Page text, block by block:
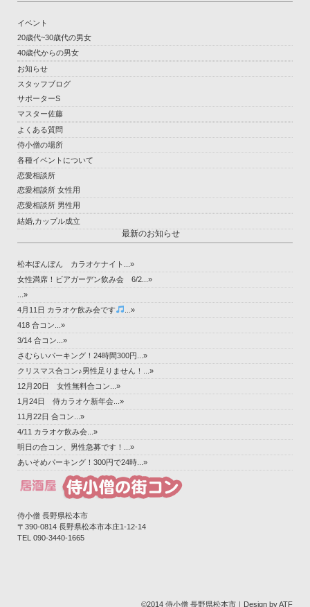
イベント
20歳代~30歳代の男女
40歳代からの男女
お知らせ
スタッフブログ
サポーターS
マスター佐藤
よくある質問
侍小僧の場所
各種イベントについて
恋愛相談所
恋愛相談所 女性用
恋愛相談所 男性用
結婚,カップル成立
最新のお知らせ
松本ぼんぼん カラオケナイト...»
女性満席！ビアガーデン飲み会 6/2...»
...»
4月11日 カラオケ飲み会です
...»
418 合コン...»
3/14 合コン...»
さむらいパーキング！24時間300円...»
クリスマス合コン♪男性足りません！...»
12月20日 女性無料合コン...»
1月24日 侍カラオケ新年会...»
11月22日 合コン...»
4/11 カラオケ飲み会...»
明日の合コン、男性急募です！...»
あいそめパーキング！300円で24時...»
侍小僧 長野県松本市
〒390-0814 長野県松本市本庄1-12-14‎
TEL 090-3440-1665
©2014 侍小僧 長野県松本市｜Design by ATF